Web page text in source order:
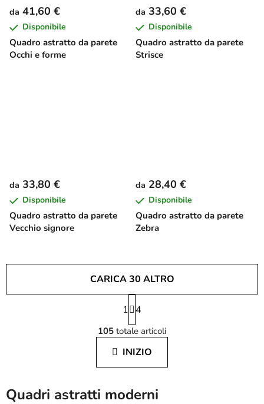
Quadro astratto da parete
Occhi e forme
da 41,60 €
Disponibile
Quadro astratto da parete
Strisce
da 33,60 €
Disponibile
Quadro astratto da parete
Vecchio signore
da 33,80 €
Disponibile
Quadro astratto da parete
Zebra
da 28,40 €
Disponibile
C
o
n
t
r
o
l
CARICA 30 ALTRO
P
a
g
i
a
z
o
n
1 4
105 totale articoli
INIZIO
Quadri astratti moderni